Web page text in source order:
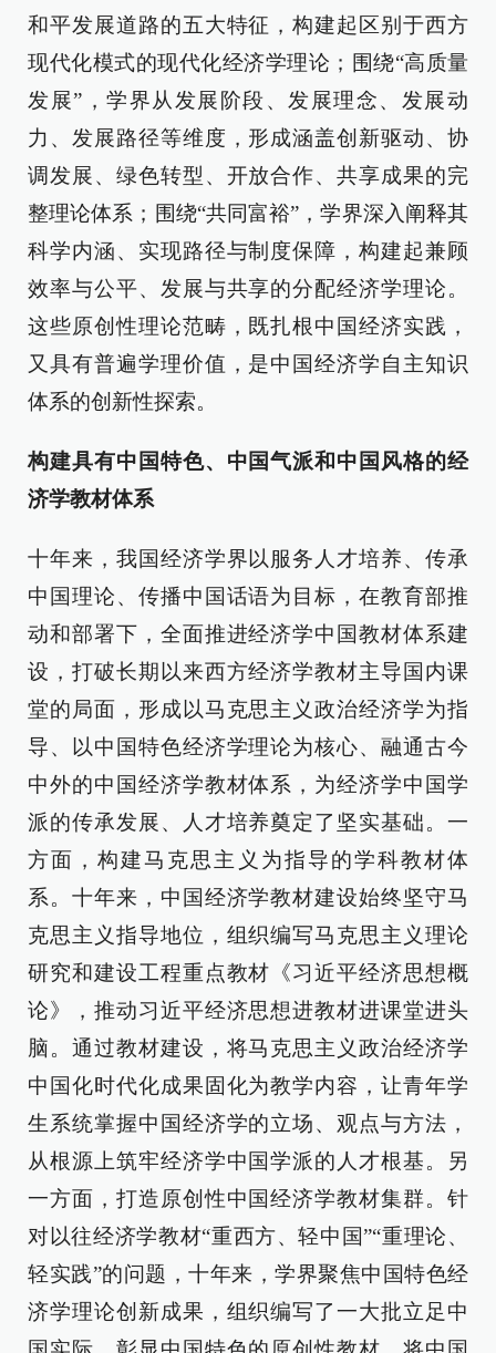
和平发展道路的五大特征，构建起区别于西方
现代化模式的现代化经济学理论；围绕“高质量
发展”，学界从发展阶段、发展理念、发展动
力、发展路径等维度，形成涵盖创新驱动、协
调发展、绿色转型、开放合作、共享成果的完
整理论体系；围绕“共同富裕”，学界深入阐释其
科学内涵、实现路径与制度保障，构建起兼顾
效率与公平、发展与共享的分配经济学理论。
这些原创性理论范畴，既扎根中国经济实践，
又具有普遍学理价值，是中国经济学自主知识
体系的创新性探索。
构建具有中国特色、中国气派和中国风格的经
济学教材体系
十年来，我国经济学界以服务人才培养、传承
中国理论、传播中国话语为目标，在教育部推
动和部署下，全面推进经济学中国教材体系建
设，打破长期以来西方经济学教材主导国内课
堂的局面，形成以马克思主义政治经济学为指
导、以中国特色经济学理论为核心、融通古今
中外的中国经济学教材体系，为经济学中国学
派的传承发展、人才培养奠定了坚实基础。一
方面，构建马克思主义为指导的学科教材体
系。十年来，中国经济学教材建设始终坚守马
克思主义指导地位，组织编写马克思主义理论
研究和建设工程重点教材《习近平经济思想概
论》，推动习近平经济思想进教材进课堂进头
脑。通过教材建设，将马克思主义政治经济学
中国化时代化成果固化为教学内容，让青年学
生系统掌握中国经济学的立场、观点与方法，
从根源上筑牢经济学中国学派的人才根基。另
一方面，打造原创性中国经济学教材集群。针
对以往经济学教材“重西方、轻中国”“重理论、
轻实践”的问题，十年来，学界聚焦中国特色经
济学理论创新成果，组织编写了一大批立足中